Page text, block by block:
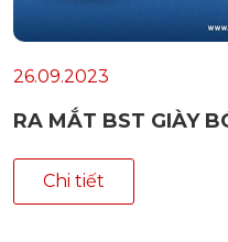
26.09.2023
RA MẮT BST GIÀY
Chi tiết